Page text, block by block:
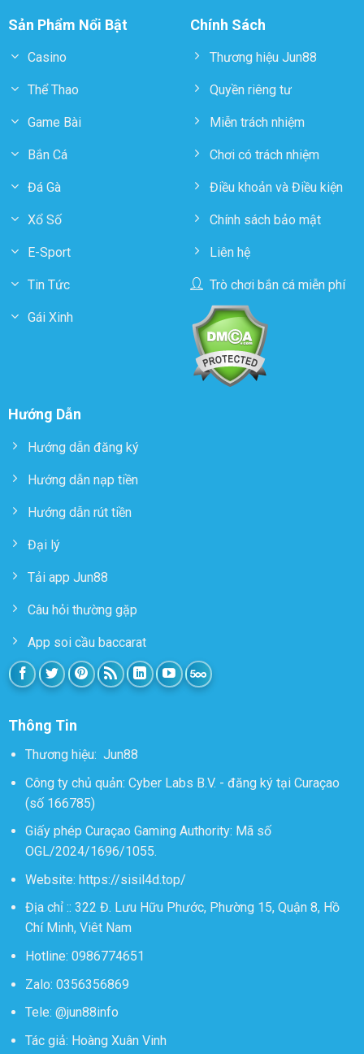
Sản Phẩm Nổi Bật
Casino
Thể Thao
Game Bài
Bắn Cá
Đá Gà
Xổ Số
E-Sport
Tin Tức
Gái Xinh
Chính Sách
Thương hiệu Jun88
Quyền riêng tư
Miễn trách nhiệm
Chơi có trách nhiệm
Điều khoản và Điều kiện
Chính sách bảo mật
Liên hệ
Trò chơi bắn cá miễn phí
Hướng Dẫn
Hướng dẫn đăng ký
Hướng dẫn nạp tiền
Hướng dẫn rút tiền
Đại lý
Tải app Jun88
Câu hỏi thường gặp
App soi cầu baccarat
Thông Tin
Thương hiệu: Jun88
Công ty chủ quản: Cyber Labs B.V. - đăng ký tại Curaçao
(số 166785)
Giấy phép Curaçao Gaming Authority: Mã số
OGL/2024/1696/1055.
Website: https://sisil4d.top/
Địa chỉ :: 322 Đ. Lưu Hữu Phước, Phường 15, Quận 8, Hồ
Chí Minh, Viêt Nam
Hotline: 0986774651
Zalo: 0356356869
Tele: @jun88info
Tác giả: Hoàng Xuân Vinh